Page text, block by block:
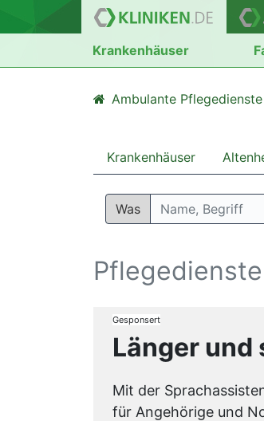
Krankenhäuser
Ambulante Pflegedienste
Krankenhäuser
Was
Pflegedienste
Gesponsert
Länger und
Mit der
für Angehörige und